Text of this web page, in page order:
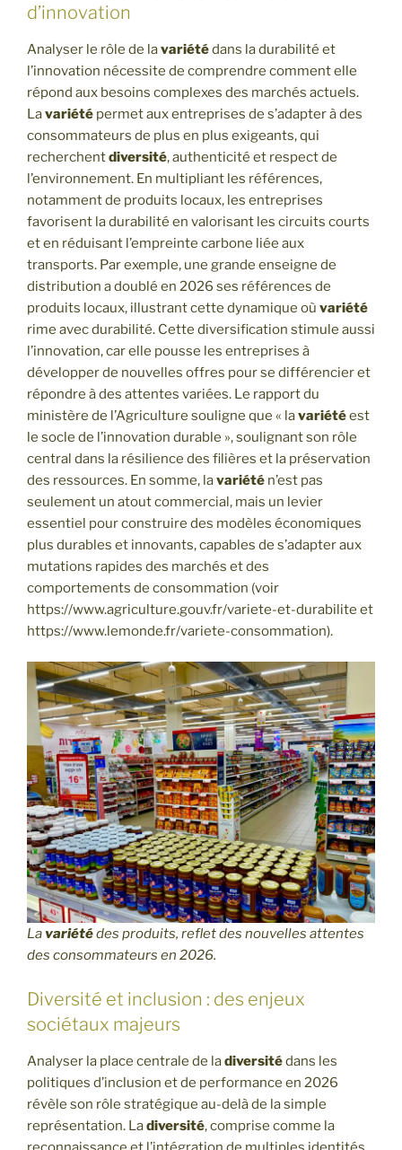
d’innovation
Analyser le rôle de lavariétédans la durabilité et
l’innovation nécessite de comprendre comment elle
répond aux besoins complexes des marchés actuels.
Lavariété permet aux entreprises de s’adapter à des
consommateurs de plus en plus exigeants, qui
recherchentdiversité, authenticité et respect de
l’environnement. En multipliant les références,
notamment de produits locaux, les entreprises
favorisent la durabilité en valorisant les circuits courts
et en réduisant l’empreinte carbone liée aux
transports. Par exemple, une grande enseigne de
distribution a doublé en 2026 ses références de
produits locaux, illustrant cette dynamique où variété
rime avec durabilité. Cette diversification stimule aussi
l’innovation, car elle pousse les entreprises à
développer de nouvelles offres pour se différencier et
répondre à des attentes variées. Le rapport du
ministère de l’Agriculture souligne que « lavariétéest
le socle de l’innovation durable », soulignant son rôle
central dans la résilience des filières et la préservation
des ressources. En somme, lavariété n’est pas
seulement un atout commercial, mais un levier
essentiel pour construire des modèles économiques
plus durables et innovants, capables de s’adapter aux
mutations rapides des marchés et des
comportements de consommation (voir
https://www.agriculture.gouv.fr/variete-et-durabilite et
https://www.lemonde.fr/variete-consommation).
Lavariétédes produits, reflet des nouvelles attentes
des consommateurs en 2026.
Diversité et inclusion : des enjeux
sociétaux majeurs
Analyser la place centrale de ladiversitédans les
politiques d’inclusion et de performance en 2026
révèle son rôle stratégique au-delà de la simple
représentation. Ladiversité, comprise comme la